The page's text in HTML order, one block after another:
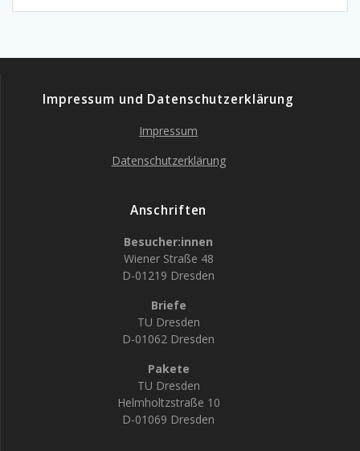
Impressum und Datenschutzerklärung
Impressum
Datenschutzerklärung
Anschriften
Besucher:innen
Wiener Straße 48
D-01219 Dresden
Briefe
TU Dresden
D-01062 Dresden
Pakete
TU Dresden
Helmholtzstraße 10
D-01069 Dresden